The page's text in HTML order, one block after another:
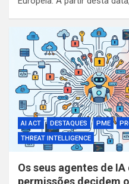
AI ACT DESTAQUES PME
THREAT INTELLIGENCE
Os seus agentes de
permissões decidem